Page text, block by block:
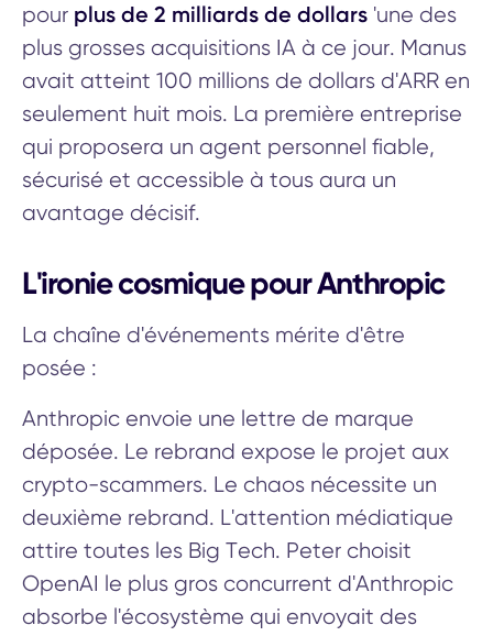
pour plus de 2 milliards de dollars 'une des
plus grosses acquisitions IA à ce jour. Manus
avait atteint 100 millions de dollars d'ARR en
seulement huit mois. La première entreprise
qui proposera un agent personnel fiable,
sécurisé et accessible à tous aura un
avantage décisif.
L'ironie cosmique pour Anthropic
La chaîne d'événements mérite d'être
posée :
Anthropic envoie une lettre de marque
déposée. Le rebrand expose le projet aux
crypto-scammers. Le chaos nécessite un
deuxième rebrand. L'attention médiatique
attire toutes les Big Tech. Peter choisit
OpenAI le plus gros concurrent d'Anthropic
absorbe l'écosystème qui envoyait des